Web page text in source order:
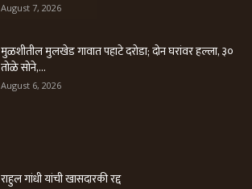
August 7, 2026
मुळशीतील मुलखेड गावात पहाटे दरोडा; दोन घरांवर हल्ला, ३०
तोळे सोने,...
August 6, 2026
राहुल गांधी यांची खासदारकी रद्द